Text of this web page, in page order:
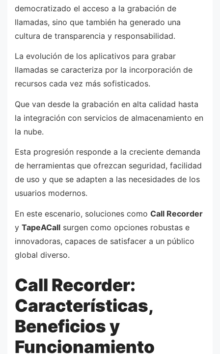
democratizado el acceso a la grabación de
llamadas, sino que también ha generado una
cultura de transparencia y responsabilidad.
La evolución de los aplicativos para grabar
llamadas se caracteriza por la incorporación de
recursos cada vez más sofisticados.
Que van desde la grabación en alta calidad hasta
la integración con servicios de almacenamiento en
la nube.
Esta progresión responde a la creciente demanda
de herramientas que ofrezcan seguridad, facilidad
de uso y que se adapten a las necesidades de los
usuarios modernos.
En este escenario, soluciones como Call Recorder
y TapeACall surgen como opciones robustas e
innovadoras, capaces de satisfacer a un público
global diverso.
Call Recorder:
Características,
Beneficios y
Funcionamiento